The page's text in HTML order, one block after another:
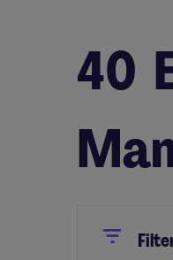
40
Close